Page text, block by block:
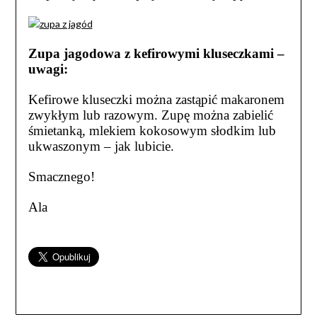
Zupa jagodowa z kefirowymi kluseczkami –
uwagi:
Kefirowe kluseczki można zastąpić makaronem
zwykłym lub razowym. Zupę można zabielić
śmietanką, mlekiem kokosowym słodkim lub
ukwaszonym – jak lubicie.
Smacznego!
Ala